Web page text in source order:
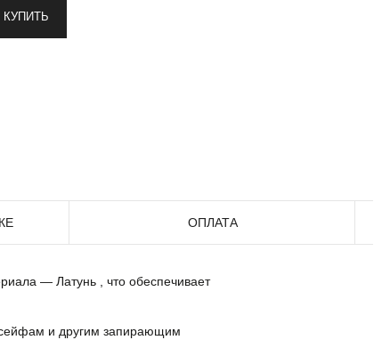
КУПИТЬ
ОПЛАТА
— Латунь , что обеспечивает
сейфам и другим запирающим